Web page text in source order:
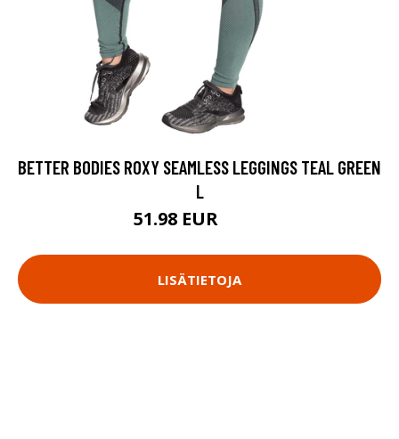
BETTER BODIES ROXY SEAMLESS LEGGINGS TEAL GREEN
L
51.98 EUR
LISÄTIETOJA